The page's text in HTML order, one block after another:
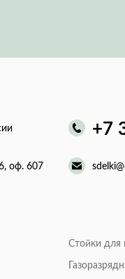
+7
оф. 607
Стойки для